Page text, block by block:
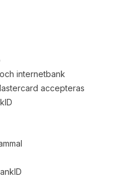
internetbank
accepteras